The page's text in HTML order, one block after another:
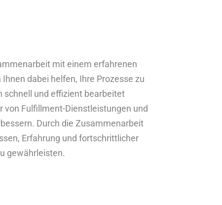
mit einem erfahrenen
dabei helfen, Ihre Prozesse zu
schnell und effizient bearbeitet
von Fulfillment-Dienstleistungen und
Durch die Zusammenarbeit
Erfahrung und fortschrittlicher
gewährleisten.